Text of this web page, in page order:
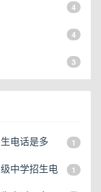
4
4
3
电话是多
1
中学招生电
1